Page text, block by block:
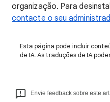
organização. Para
contacte o seu
Esta página pode incluir
de IA. As traduções de IA
Envie feedback sobre este